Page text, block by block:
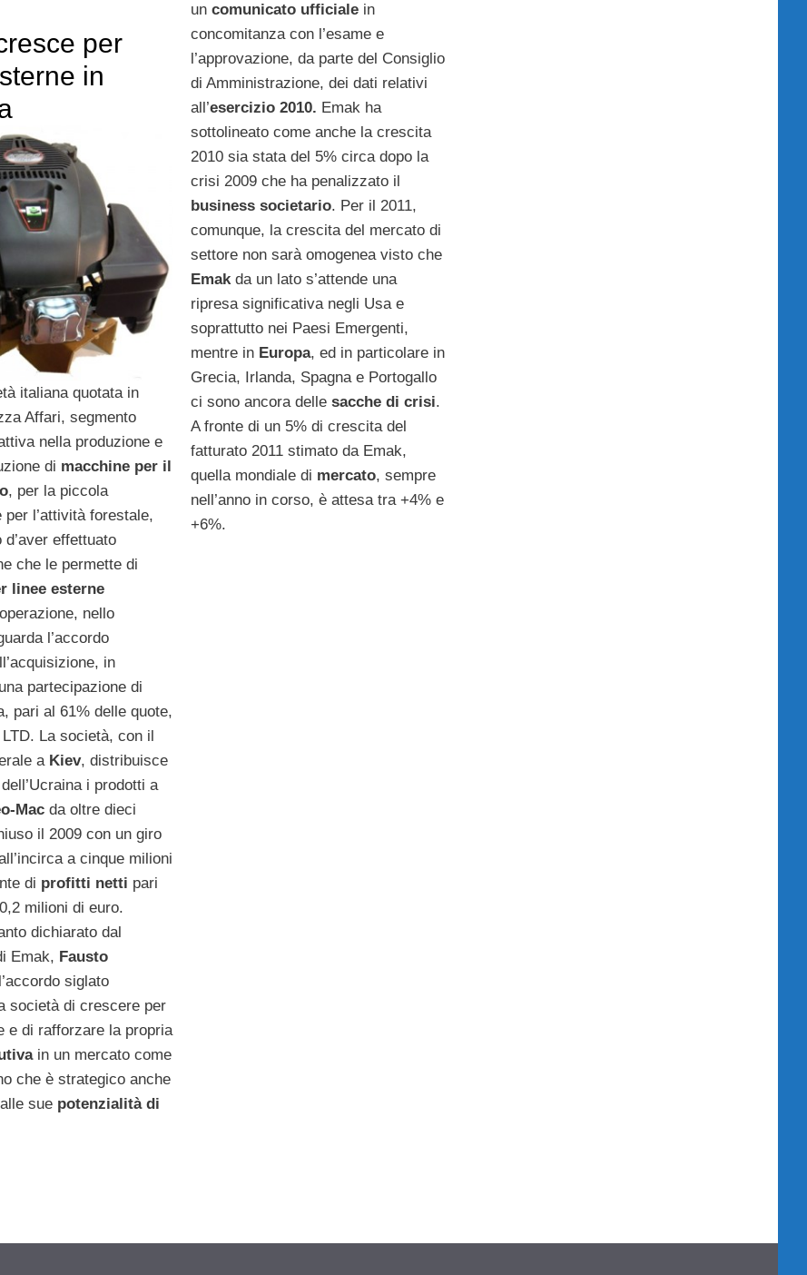
uncomunicato ufficiale in
concomitanza con l’esame e
l’approvazione, da parte del Consiglio
di Amministrazione, dei dati relativi
all’esercizio 2010. Emak ha
sottolineato come anche la crescita
2010 sia stata del 5% circa dopo la
crisi 2009 che ha penalizzato il
business societario. Per il 2011,
comunque, la crescita del mercato di
settore non sarà omogenea visto che
Emakda un lato s’attende una
ripresa significativa negli Usa e
soprattutto nei Paesi Emergenti,
mentre in Europa, ed in particolare in
Grecia, Irlanda, Spagna e Portogallo
ci sono ancora dellesacche di crisi.
A fronte di un 5% di crescita del
fatturato 2011 stimato da Emak,
quella mondiale di mercato, sempre
nell’anno in corso, è attesa tra +4% e
+6%.
per
in
italiana quotata in
Affari, segmento
nella produzione e
di macchine per il
, per la piccola
l’attività forestale,
d’aver effettuato
che le permette di
linee esterne
nello
l’accordo
in
partecipazione di
pari al 61% delle quote,
La società, con il
a Kiev, distribuisce
i prodotti a
Macda oltre dieci
il 2009 con un giro
a cinque milioni
di profitti netti pari
milioni di euro.
dichiarato dal
Emak, Fausto
siglato
società di crescere per
e di rafforzare la propria
in un mercato come
che è strategico anche
sue potenzialità di